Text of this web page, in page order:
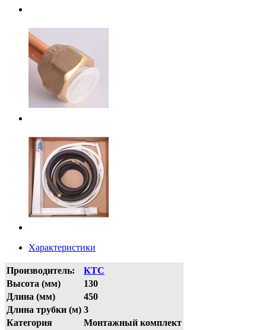
Характеристики
Производитель:
КТС
Высота (мм)
130
Длина (мм)
450
Длина трубки (м) 3
Категория
Монтажный комплект